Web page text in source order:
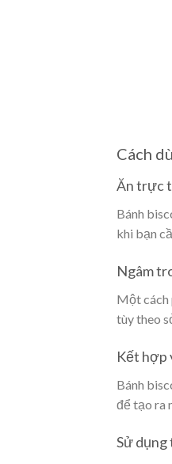
Cách
Ăn trực
Bánh
khi bạn
Ngâm
Một cách
tùy theo
Kết hợp
Bánh
để tạo ra
Sử dụng